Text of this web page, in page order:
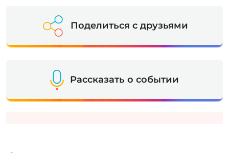
Поделиться с друзьями
Рассказать о событии